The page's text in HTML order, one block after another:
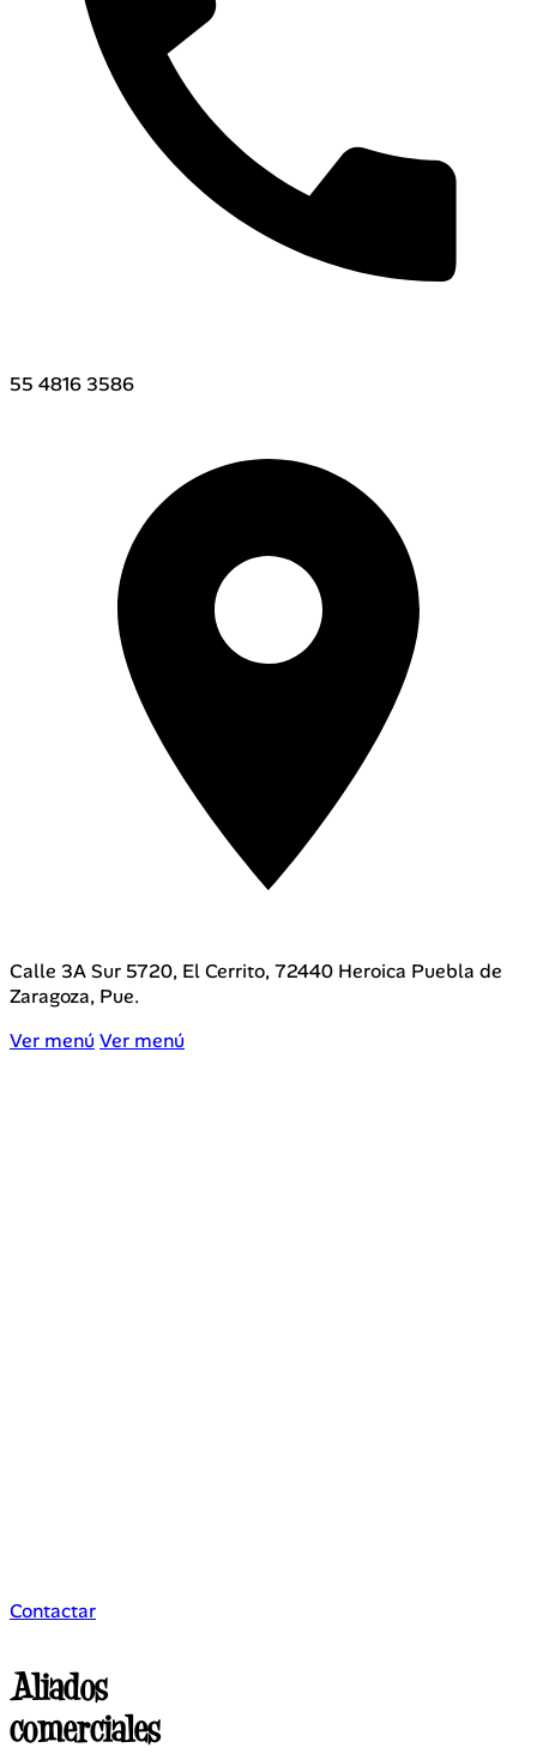
221 146 2100
Av. Camino Real a San Andrés Cholula 4002, Emiliano
Zapata, 72810 San Andrés Cholula, Pue.
Ver menú Ver menú
Contactar
Aliados
comerciales